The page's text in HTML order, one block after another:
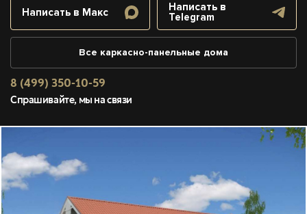
Написать в Макс
Написать в
Telegram
Все каркасно-панельные дома
8 (499) 350-10-59
Спрашивайте, мы на связи